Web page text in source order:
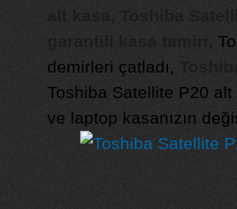
demirleri çatladı,
Toshiba Satellite P20
ve laptop kasanızın